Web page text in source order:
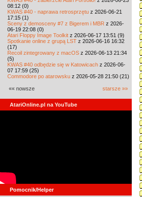
08:12 (0)
KWAS #40 - naprawa retrosprzętu z 2026-06-21
17:15 (1)
Sceny z demosceny #7 z Bigerem i MBR z 2026-
06-19 22:08 (0)
Atari Floppy Image Toolkit z 2026-06-17 13:51 (9)
Spotkanie online z grupą LST z 2026-06-16 16:32
(17)
Recoil zintegrowany z macOS z 2026-06-13 21:34
(5)
KWAS #40 odbędzie się w Katowicach z 2026-06-
07 17:59 (25)
Commodore po atarowsku z 2026-05-28 21:50 (21)
«« nowsze starsze »»
AtariOnline.pl na YouTube
Pomocnik/Helper